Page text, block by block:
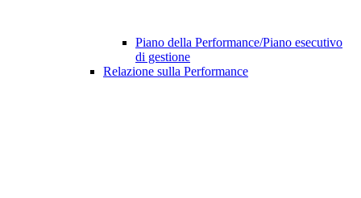
Piano della Performance/Piano esecutivo
di gestione
Relazione sulla Performance